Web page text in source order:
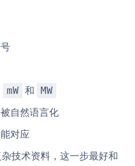
mW 和 MW
自然语言化
对应
技术资料，这一步最好和